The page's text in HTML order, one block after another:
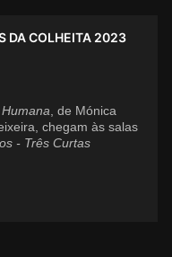
DA COLHEITA 2023
, de Mónica
chegam às salas
- Três Curtas